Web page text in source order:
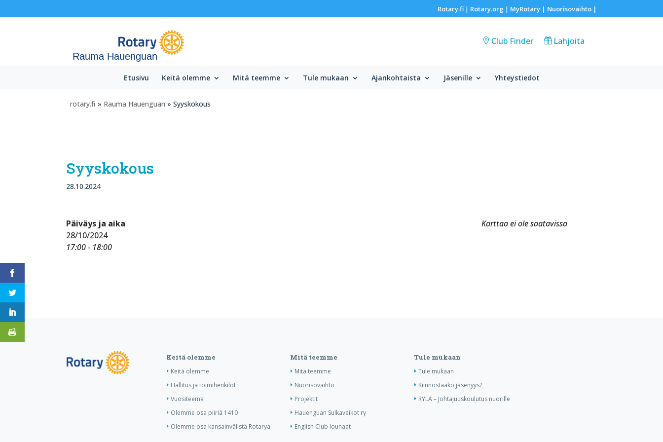
Rotary.fi| Rotary.org | MyRotary | Nuorisovaihto|
Rauma Hauenguan
Club Finder Lahjoita
Etusivu Keitä olemme Mitä teemme Tule mukaan Ajankohtaista Jäsenille Yhteystiedot
rotary.fi » Rauma Hauenguan » Syyskokous
Syyskokous
28.10.2024
Karttaa ei ole saatavissa
Päiväys ja aika
28/10/2024
17:00 - 18:00
Keitä olemme
Keitä olemme
Hallitus ja toimihenkilöt
Vuositeema
Olemme osa piiriä 1410
Olemme osa kansainvälistä Rotarya
Mitä teemme
Mitä teemme
Nuorisovaihto
Projektit
Hauenguan Sulkaveikot ry
English Club lounaat
Tule mukaan
Tule mukaan
Kiinnostaako jäsenyys?
RYLA – Johtajuuskoulutus nuorille